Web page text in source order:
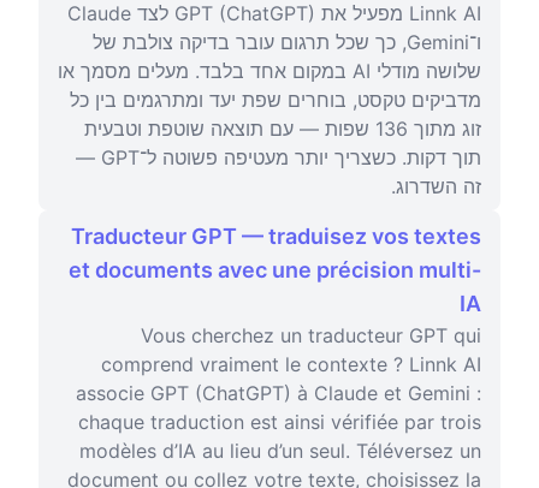
Linnk AI מפעיל את GPT (ChatGPT) לצד Claude
ו־Gemini, כך שכל תרגום עובר בדיקה צולבת של
שלושה מודלי AI במקום אחד בלבד. מעלים מסמך או
מדביקים טקסט, בוחרים שפת יעד ומתרגמים בין כל
זוג מתוך 136 שפות — עם תוצאה שוטפת וטבעית
תוך דקות. כשצריך יותר מעטיפה פשוטה ל־GPT —
זה השדרוג.
Traducteur GPT — traduisez vos textes
et documents avec une précision multi-
IA
Vous cherchez un traducteur GPT qui
comprend vraiment le contexte ? Linnk AI
associe GPT (ChatGPT) à Claude et Gemini :
chaque traduction est ainsi vérifiée par trois
modèles d’IA au lieu d’un seul. Téléversez un
document ou collez votre texte, choisissez la